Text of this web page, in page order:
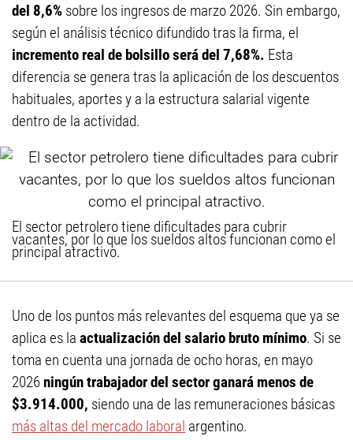
del 8,6% sobre los ingresos de marzo 2026. Sin embargo,
según el análisis técnico difundido tras la firma, el
incremento real de bolsillo será del 7,68%. Esta
diferencia se genera tras la aplicación de los descuentos
habituales, aportes y a la estructura salarial vigente
dentro de la actividad.
El sector petrolero tiene dificultades para cubrir
vacantes, por lo que los sueldos altos funcionan como el
principal atractivo.
Uno de los puntos más relevantes del esquema que ya se
aplica es la actualización del salario bruto mínimo. Si se
toma en cuenta una jornada de ocho horas, en mayo
2026ningún trabajador del sector ganará menos de
$3.914.000, siendo una de las remuneraciones básicas
más altas del mercado laboral argentino.